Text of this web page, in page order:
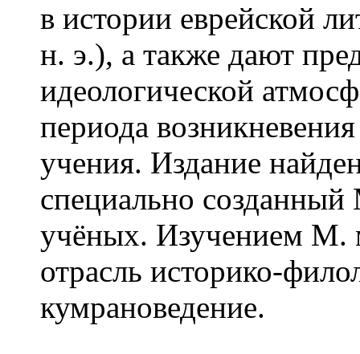
в истории еврейской
н. э.), а также дают
идеологической
периода
учения. Издание
специально
учёных. Изучением М.
отрасль историко-
кумрановедение.